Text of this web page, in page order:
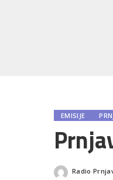
EMISIJE
Posted
Radio